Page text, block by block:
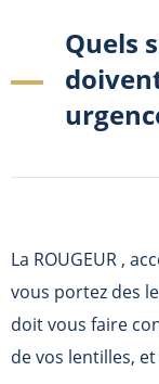
Quels
La ROUGEUR ,
vous portez des
doit vous faire
de vos lentilles,